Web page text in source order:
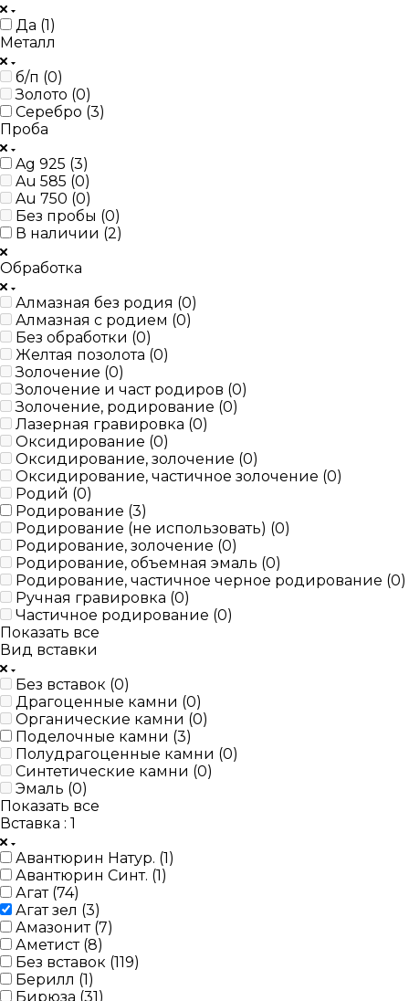
Да (1)
Металл
б/п (0)
Золото (0)
Серебро (3)
Проба
Ag 925 (3)
Au 585 (0)
Au 750 (0)
Без пробы (0)
В наличии (2)
Обработка
Алмазная без родия (0)
Алмазная с родием (0)
Без обработки (0)
Желтая позолота (0)
Золочение (0)
Золочение и част родиров (0)
Золочение, родирование (0)
Лазерная гравировка (0)
Оксидирование (0)
Оксидирование, золочение (0)
Оксидирование, частичное золочение (0)
Родий (0)
Родирование (3)
Родирование (не использовать) (0)
Родирование, золочение (0)
Родирование, объемная эмаль (0)
Родирование, частичное черное родирование (0)
Ручная гравировка (0)
Частичное родирование (0)
Показать все
Вид вставки
Без вставок (0)
Драгоценные камни (0)
Органические камни (0)
Поделочные камни (3)
Полудрагоценные камни (0)
Синтетические камни (0)
Эмаль (0)
Показать все
Вставка : 1
Авантюрин Натур. (1)
Авантюрин Синт. (1)
Агат (74)
Агат зел (3)
Амазонит (7)
Аметист (8)
Без вставок (119)
Берилл (1)
Бирюза (31)